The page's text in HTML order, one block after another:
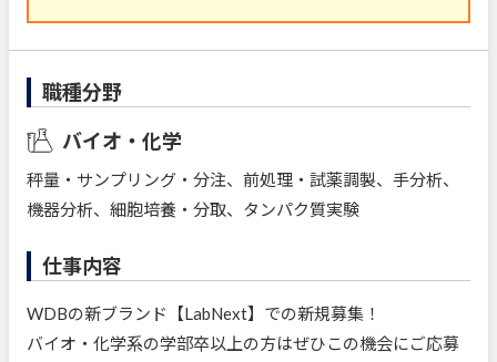
職種分野
バイオ・化学
秤量・サンプリング・分注、前処理・試薬調製、手分析、
機器分析、細胞培養・分取、タンパク質実験
仕事内容
WDBの新ブランド【LabNext】での新規募集！
バイオ・化学系の学部卒以上の方はぜひこの機会にご応募